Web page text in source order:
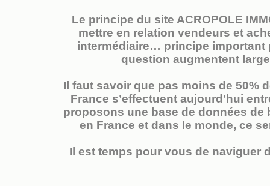
Le principe du site ACROPOLE
mettre en relation vendeurs et
intermédiaire… principe important
question augmentent
Il faut savoir que pas moins de 50%
France s’effectuent aujourd’hui
proposons une base de données de
en France et dans le monde, ce
Il est temps pour vous de naviguer